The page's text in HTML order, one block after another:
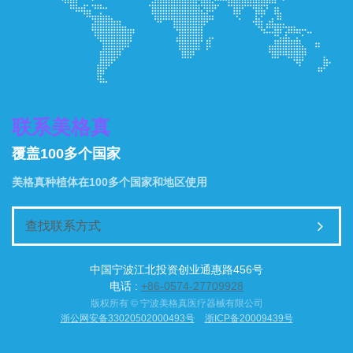
联系美格真
覆盖100多个国家
美格真种植体在100多个国家和地区使用
查找联系方式
中国宁波江北投资创业通惠路456号
电话 : +86-0574-27709928
版权所有 © 宁波美格真医疗器械有限公司
浙公网安备33020502000493号
浙ICP备20009439号